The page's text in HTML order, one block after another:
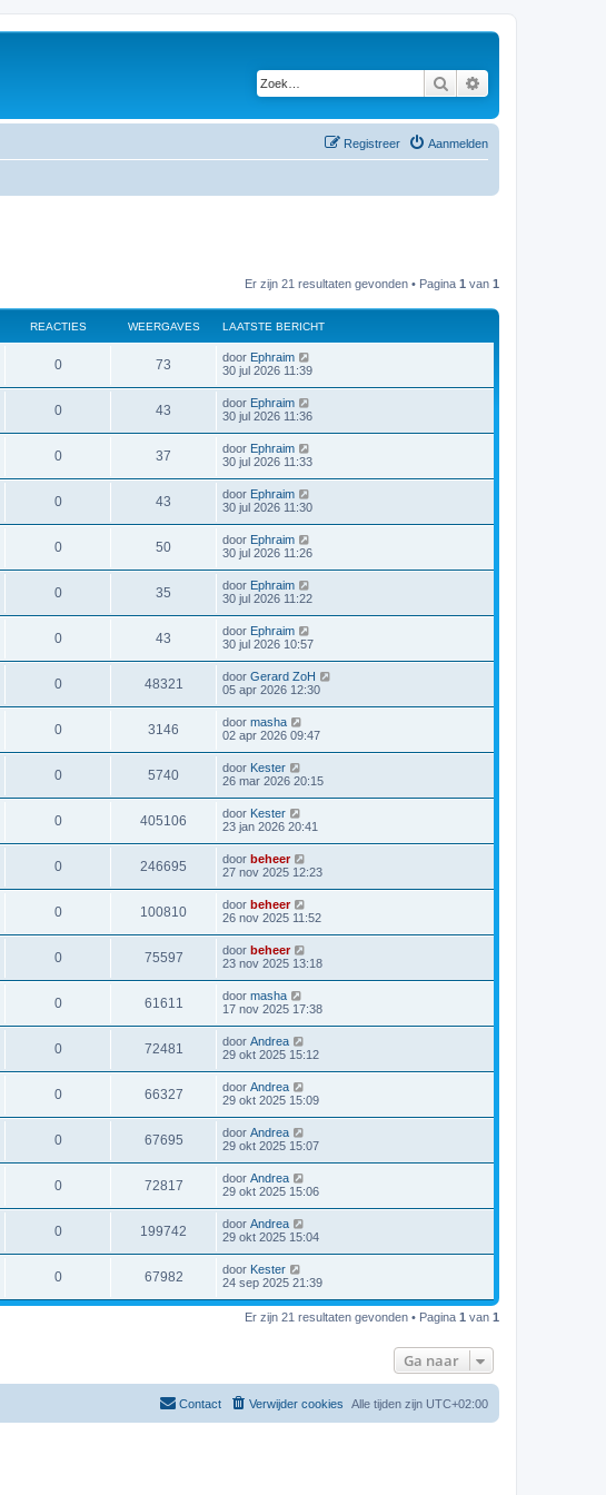
Zoek
Aanmelden
Registreer
Er zijn 21 resultaten gevonden • Pagina 1 van 1
REACTIES WEERGAVES LAATSTE BERICHT
0 73 door Ephraim
30 jul 2026 11:39
0 43 door Ephraim
30 jul 2026 11:36
0 37 door Ephraim
30 jul 2026 11:33
0 43 door Ephraim
30 jul 2026 11:30
0 50 door Ephraim
30 jul 2026 11:26
0 35 door Ephraim
30 jul 2026 11:22
0 43 door Ephraim
30 jul 2026 10:57
0 48321 door Gerard ZoH
05 apr 2026 12:30
0 3146 door masha
02 apr 2026 09:47
0 5740 door Kester
26 mar 2026 20:15
0 405106 door Kester
23 jan 2026 20:41
0 246695 door beheer
27 nov 2025 12:23
0 100810 door beheer
26 nov 2025 11:52
0 75597 door beheer
23 nov 2025 13:18
0 61611 door masha
17 nov 2025 17:38
0 72481 door Andrea
29 okt 2025 15:12
0 66327 door Andrea
29 okt 2025 15:09
0 67695 door Andrea
29 okt 2025 15:07
0 72817 door Andrea
29 okt 2025 15:06
0 199742 door Andrea
29 okt 2025 15:04
0 67982 door Kester
24 sep 2025 21:39
Er zijn 21 resultaten gevonden • Pagina 1 van 1
Ga naar
Alle tijden zijn UTC+02:00
Verwijder cookies
Contact